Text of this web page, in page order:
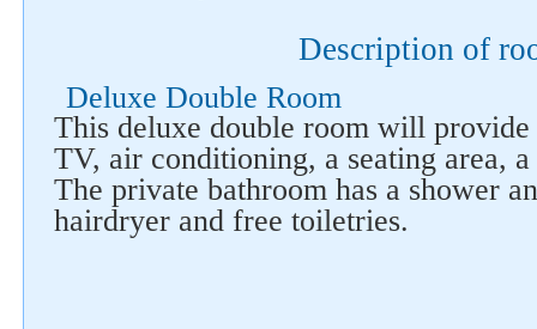
Description of
Deluxe Double Room
This deluxe double room will
TV, air conditioning, a seating area,
The private bathroom has a shower
hairdryer and free toiletries.